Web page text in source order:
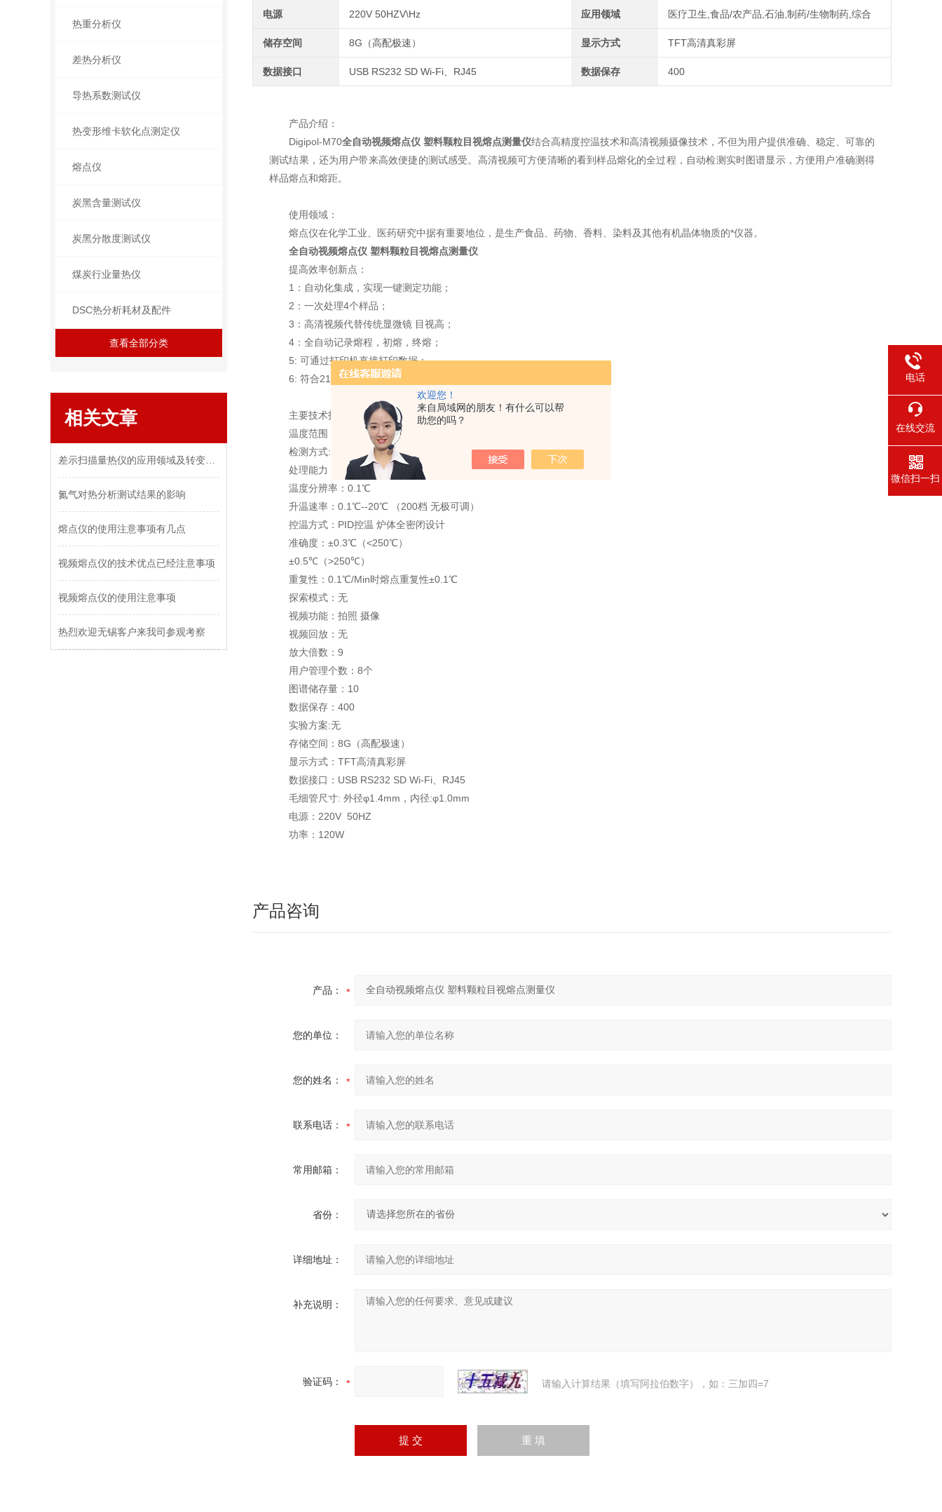
欢迎您！
来自局域网的朋友！有什么可以帮
助您的吗？
热重分析仪
差热分析仪
导热系数测试仪
热变形维卡软化点测定仪
熔点仪
炭黑含量测试仪
炭黑分散度测试仪
煤炭行业量热仪
DSC热分析耗材及配件
查看全部分类
相关文章
氮气对热分析测试结果的影响
熔点仪的使用注意事项有几点
视频熔点仪的技术优点已经注意事项
视频熔点仪的使用注意事项
热烈欢迎无锡客户来我司参观考察
电源 220V 50HZV\Hz 应用领域 医疗卫生,食品/农产品,石油,制药/生物制药,综合
储存空间 8G（高配极速） 显示方式 TFT高清真彩屏
数据接口 USB RS232 SD Wi-Fi、RJ45 数据保存 400
产品介绍：
Digipol-M70全自动视频熔点仪 塑料颗粒目视熔点测量仪结合高精度控温技术和高清视频摄像技术，不但为用户提供准确、稳定、可靠的
测试结果，还为用户带来高效便捷的测试感受。高清视频可方便清晰的看到样品熔化的全过程，自动检测实时图谱显示，方便用户准确测得
样品熔点和熔距。
使用领域：
熔点仪在化学工业、医药研究中据有重要地位，是生产食品、药物、香料、染料及其他有机晶体物质的*仪器。
全自动视频熔点仪 塑料颗粒目视熔点测量仪
提高效率创新点：
1：自动化集成，实现一键测定功能；
2：一次处理4个样品；
3：高清视频代替传统显微镜 目视高；
4：全自动记录熔程，初熔，终熔；
5: 可通过打印机直接打印数据；
6: 符合21CFR Part 11、审计追踪、药典及电子签名。
主要技术指标：
温度范围：室温-360℃
检测方式:全自动（兼容手动）
处理能力：4个/批（同时可以做四个样）
温度分辨率：0.1℃
升温速率：0.1℃--20℃ （200档 无极可调）
控温方式：PID控温 炉体全密闭设计
准确度：±0.3℃（<250℃）
±0.5℃（>250℃）
重复性：0.1℃/Min时熔点重复性±0.1℃
探索模式：无
视频功能：拍照 摄像
视频回放：无
放大倍数：9
用户管理个数：8个
图谱储存量：10
数据保存：400
实验方案:无
存储空间：8G（高配极速）
显示方式：TFT高清真彩屏
数据接口：USB RS232 SD Wi-Fi、RJ45
毛细管尺寸: 外径φ1.4mm，内径:φ1.0mm
电源：220V 50HZ
功率：120W
产品咨询
产品：
您的单位：
您的姓名：
联系电话：
常用邮箱：
省份：
详细地址：
补充说明：
验证码： 请输入计算结果（填写阿拉伯数字），如：三加四=7
电话
在线交流
微信扫一扫